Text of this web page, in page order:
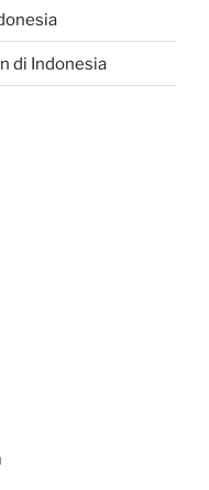
di Indonesia